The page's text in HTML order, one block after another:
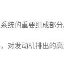
统的重要组成部分
对发动机排出的